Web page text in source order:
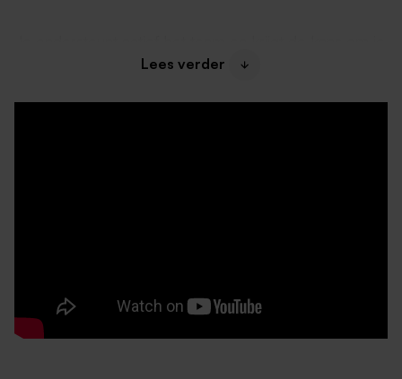
kennis direct in de praktijk toe te passen.
Wat bieden wij jou?
Personeelskorting en gratis gebruik van onze
faciliteiten op het park zoals het zwembad,
Lees verder